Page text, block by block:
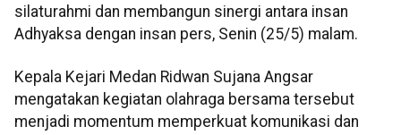
silaturahmi dan membangun sinergi antara insan
Adhyaksa dengan insan pers, Senin (25/5) malam.
Kepala Kejari Medan Ridwan Sujana Angsar
mengatakan kegiatan olahraga bersama tersebut
menjadi momentum memperkuat komunikasi dan